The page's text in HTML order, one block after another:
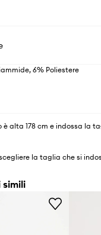
6% Poliestere
è alta 178 cm e indossa la
la taglia che si
simili